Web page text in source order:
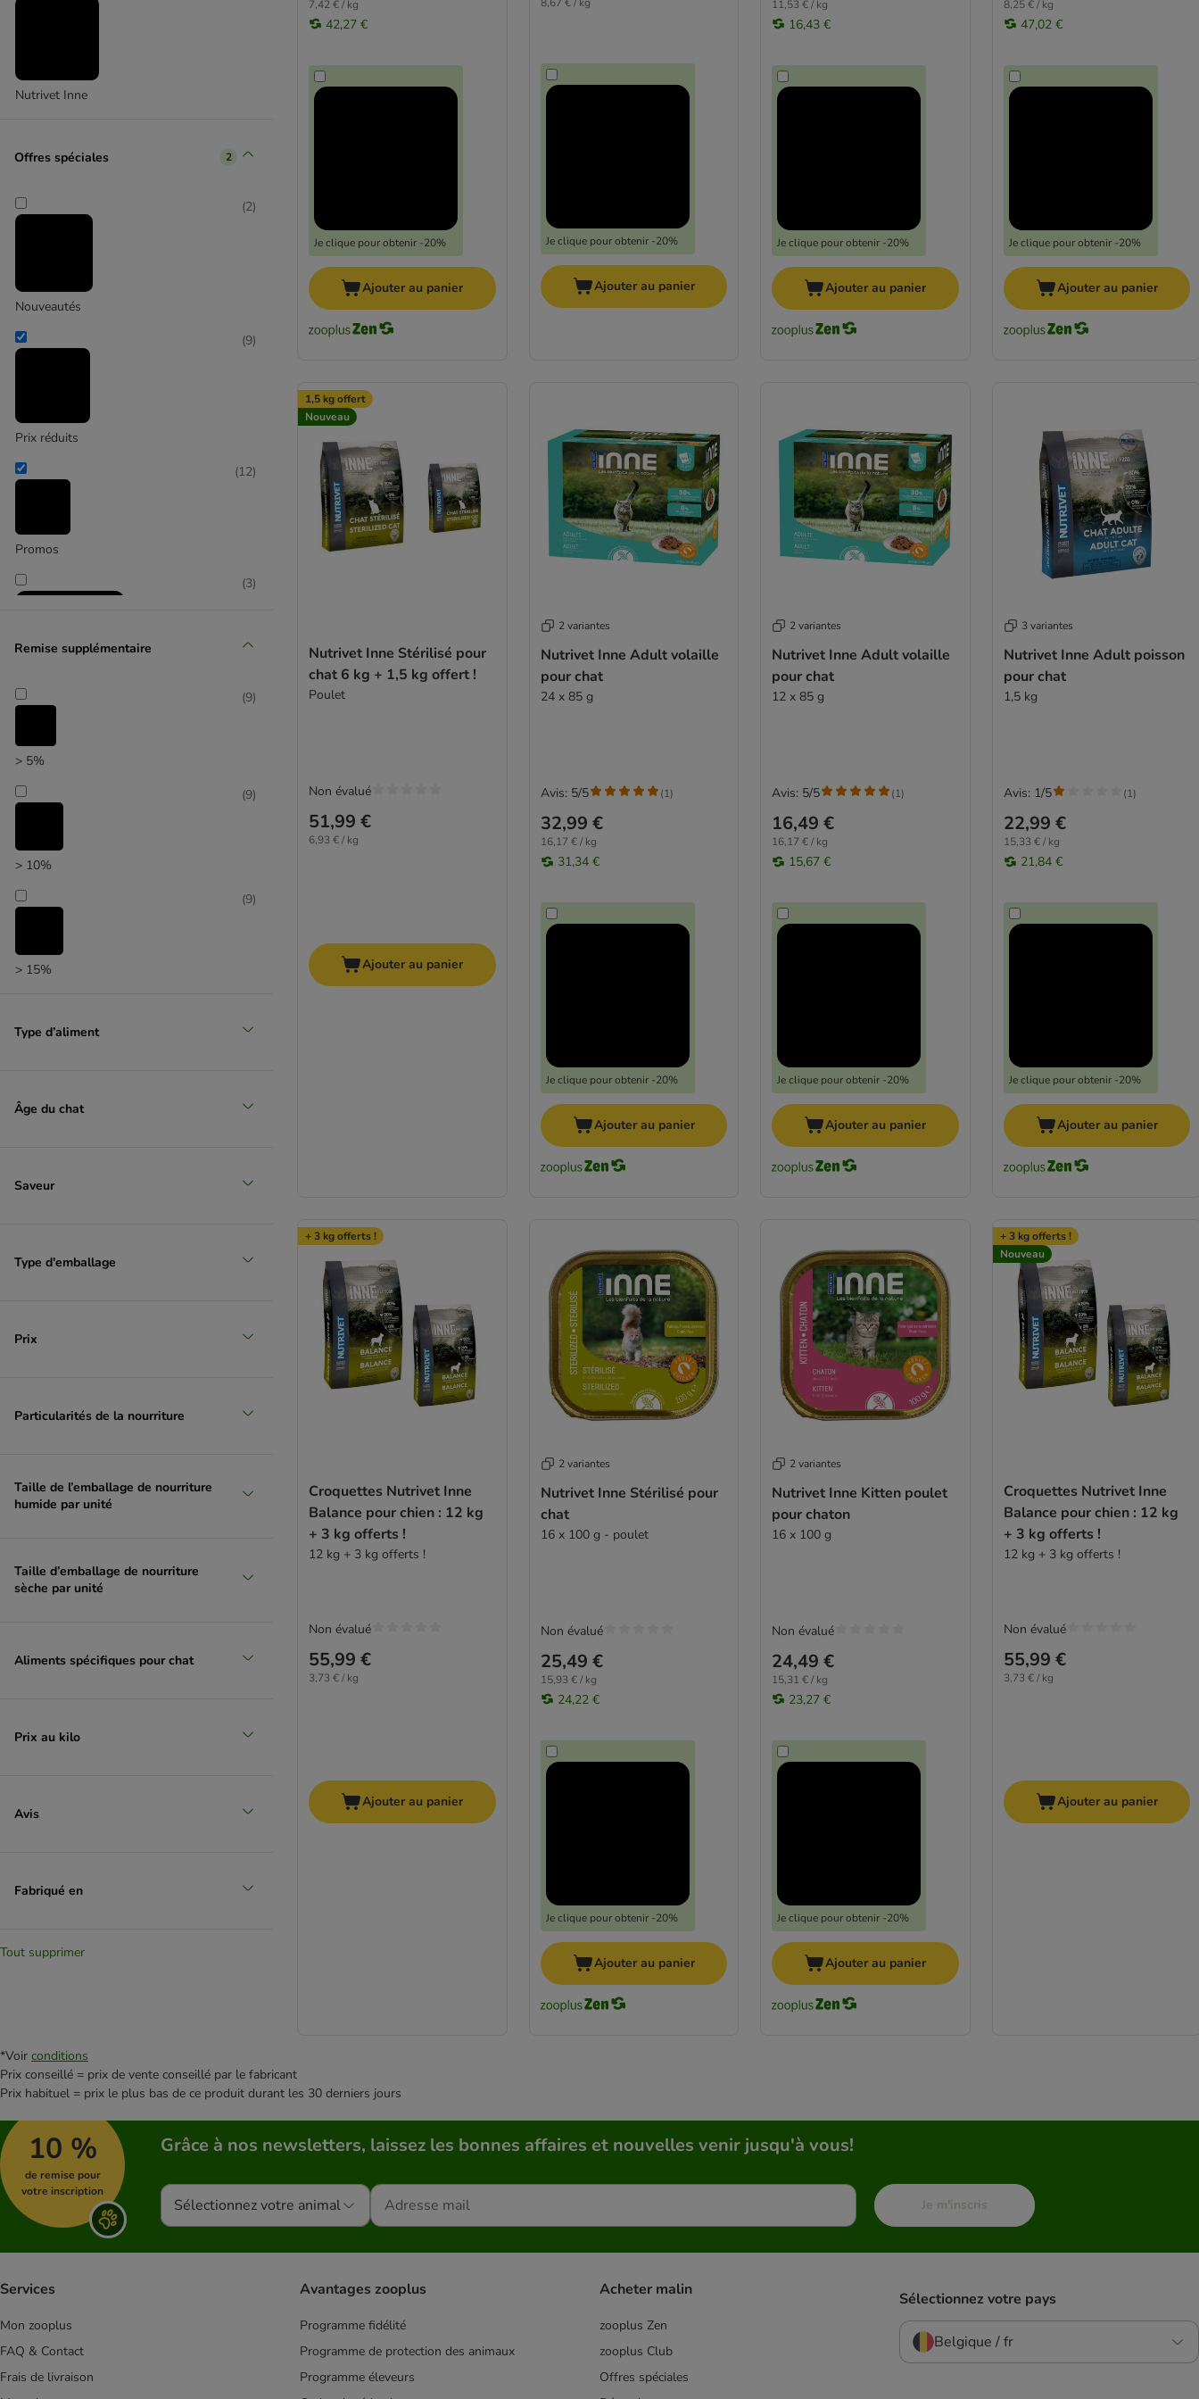
Nutrivet Inne
Offres spéciales 2
Nouveautés
(2)
Prix réduits
(9)
Promos
(12)
(3)
Remise supplémentaire
> 5%
(9)
> 10%
(9)
> 15%
(9)
Type d’aliment
Âge du chat
Saveur
Type d'emballage
Prix
Particularités de la nourriture
Taille de l’emballage de nourriture
humide par unité
Taille d’emballage de nourriture
sèche par unité
Aliments spécifiques pour chat
Prix au kilo
Avis
Fabriqué en
Tout supprimer
7,42 € / kg
42,27 €
Je clique pour obtenir -20%
Ajouter au panier
Je clique pour obtenir -20%
Ajouter au panier
11,53 € / kg
16,43 €
Je clique pour obtenir -20%
Ajouter au panier
8,25 € / kg
47,02 €
Je clique pour obtenir -20%
Ajouter au panier
1,5 kg offert
Nouveau
Nutrivet Inne Stérilisé pour
chat 6 kg + 1,5 kg offert !
Poulet
51,99 €
6,93 € / kg
Non évalué
Ajouter au panier
2 variantes
Nutrivet Inne Adult volaille
pour chat
24 x 85 g
32,99 €
16,17 € / kg
31,34 €
Je clique pour obtenir -20%
Avis: 5/5 (1)
Ajouter au panier
2 variantes
Nutrivet Inne Adult volaille
pour chat
12 x 85 g
16,49 €
16,17 € / kg
15,67 €
Je clique pour obtenir -20%
Avis: 5/5 (1)
Ajouter au panier
3 variantes
Nutrivet Inne Adult poisson
pour chat
1,5 kg
22,99 €
15,33 € / kg
21,84 €
Je clique pour obtenir -20%
Avis: 1/5 (1)
Ajouter au panier
+ 3 kg offerts !
Croquettes Nutrivet Inne
Balance pour chien : 12 kg
+ 3 kg offerts !
12 kg + 3 kg offerts !
55,99 €
3,73 € / kg
Non évalué
Ajouter au panier
2 variantes
Nutrivet Inne Stérilisé pour
chat
16 x 100 g - poulet
25,49 €
15,93 € / kg
24,22 €
Je clique pour obtenir -20%
Non évalué
Ajouter au panier
2 variantes
Nutrivet Inne Kitten poulet
pour chaton
16 x 100 g
24,49 €
15,31 € / kg
23,27 €
Je clique pour obtenir -20%
Non évalué
Ajouter au panier
+ 3 kg offerts !
Nouveau
Croquettes Nutrivet Inne
Balance pour chien : 12 kg
+ 3 kg offerts !
12 kg + 3 kg offerts !
55,99 €
3,73 € / kg
Non évalué
Ajouter au panier
*Voir conditions
Prix conseillé = prix de vente conseillé par le fabricant
Prix habituel = prix le plus bas de ce produit durant les 30 derniers jours
10 %
de remise pour
votre inscription
Grâce à nos newsletters, laissez les bonnes affaires et nouvelles venir jusqu'à vous!
Sélectionnez votre animal Je m'inscris
Services
Mon zooplus
FAQ & Contact
Frais de livraison
Avantages zooplus
Programme fidélité
Programme de protection des animaux
Programme éleveurs
Acheter malin
zooplus Zen
zooplus Club
Offres spéciales
Sélectionnez votre pays
Belgique / fr